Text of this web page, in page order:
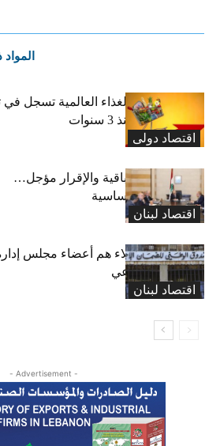
اقتصاد دولی
“الفاو”: أسعار الغذاء العالمية تسجل في
أعلى مستوى منذ 3 سنوات
اقتصاد لبنان
رسوم النفايات باقية والإقرار مؤجل…
واستثناء لمواد أساسية
اقتصاد لبنان
بعد 19 عاماً: هؤلاء هم أعضاء مجلس
الضمان الاجتماعي
- Advertisement -